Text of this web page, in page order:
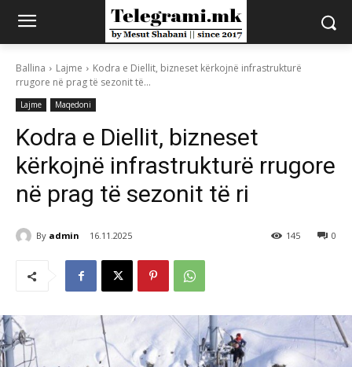
Ballina Lajme
Kodra e Diellit, bizneset kërkojnë infrastrukturë
rrugore në prag të sezonit të...
Lajme Maqedoni
Kodra e Diellit, bizneset
kërkojnë infrastrukturë rrugore
në prag të sezonit të ri
By admin 16.11.2025 0
145